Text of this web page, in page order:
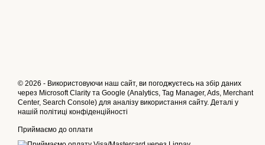
© 2026 - Використовуючи наш сайт, ви погоджуєтесь на збір даних
через Microsoft Clarity та Google (Analytics, Tag Manager, Ads, Merchant
Center, Search Console) для аналізу використання сайту. Деталі у
нашій політиці конфіденційності
Приймаємо до оплати